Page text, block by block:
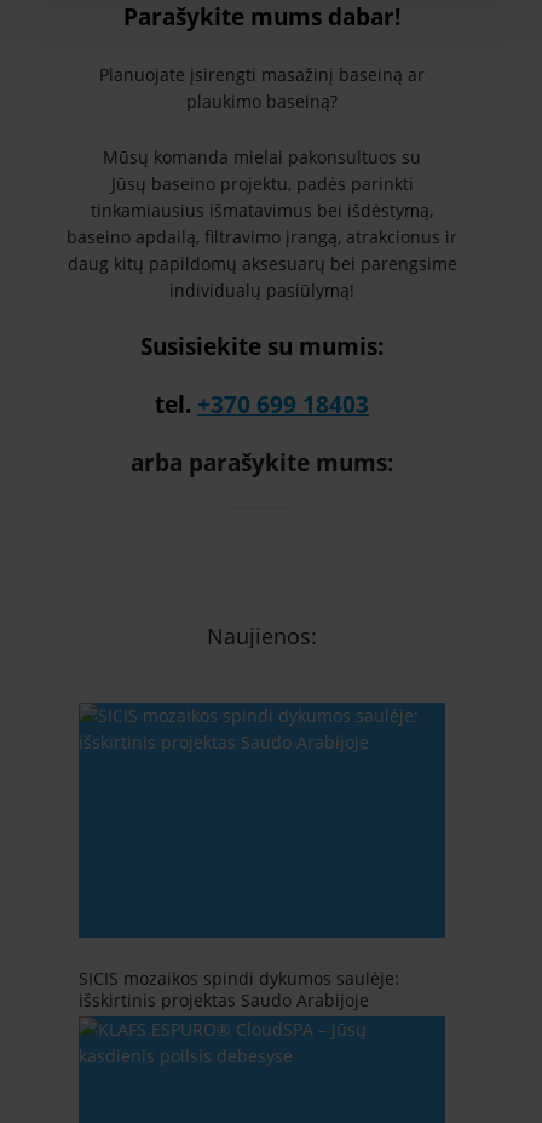
Parašykite mums dabar!
Planuojate įsirengti masažinį baseiną ar
plaukimo baseiną?
Mūsų komanda mielai pakonsultuos su
Jūsų baseino projektu, padės parinkti
tinkamiausius išmatavimus bei išdėstymą,
baseino apdailą, filtravimo įrangą, atrakcionus ir
daug kitų papildomų aksesuarų bei parengsime
individualų pasiūlymą!
Susisiekite su mumis:
tel. +370 699 18403
arba parašykite mums:
Naujienos:
SICIS mozaikos spindi dykumos saulėje:
išskirtinis projektas Saudo Arabijoje